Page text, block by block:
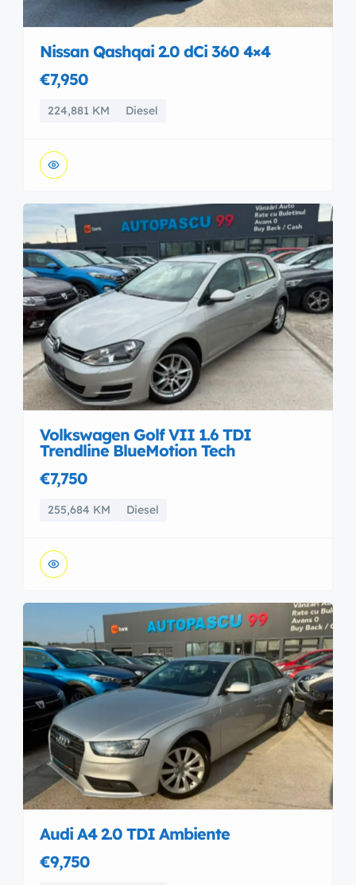
Nissan Qashqai 2.0 dCi 360 4×4
€7,950
224,881 KM Diesel
Volkswagen Golf VII 1.6 TDI
Trendline BlueMotion Tech
€7,750
255,684 KM Diesel
Audi A4 2.0 TDI Ambiente
€9,750